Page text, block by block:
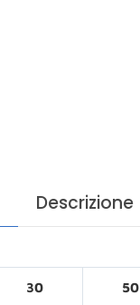
Descrizione
30 50